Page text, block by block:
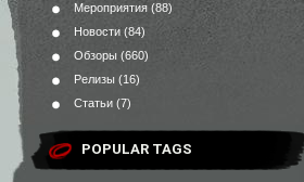
Мероприятия (88)
Новости (84)
Обзоры (660)
Релизы (16)
Статьи (7)
POPULAR TAGS